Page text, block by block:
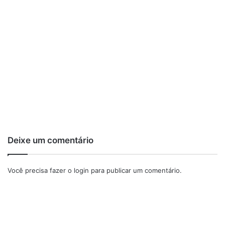
Deixe um comentário
Você precisa fazer o login para publicar um comentário.